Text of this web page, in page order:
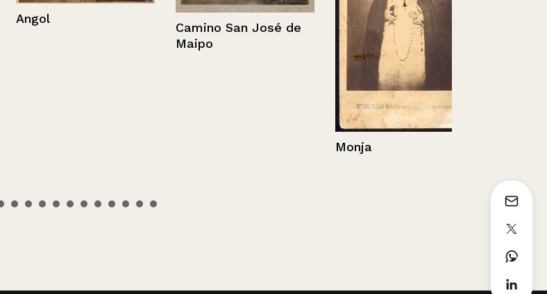
Angol
Camino San José de
Maipo
Monja